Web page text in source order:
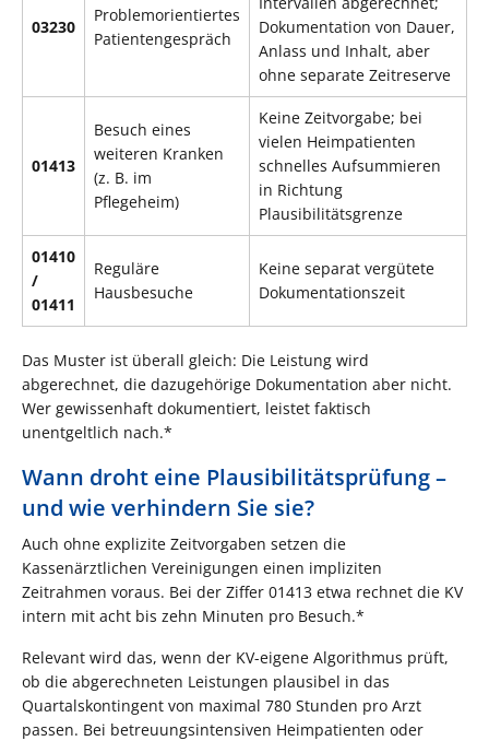
03230
Problemorientiertes
Patientengespräch
Dokumentation von Dauer,
Anlass und Inhalt, aber
ohne separate Zeitreserve
01413
Besuch eines
weiteren Kranken
(z. B. im
Pflegeheim)
Keine Zeitvorgabe; bei
vielen Heimpatienten
schnelles Aufsummieren
in Richtung
Plausibilitätsgrenze
01410
/
01411
Reguläre
Hausbesuche
Keine separat vergütete
Dokumentationszeit
Das Muster ist überall gleich: Die Leistung wird
abgerechnet, die dazugehörige Dokumentation aber nicht.
Wer gewissenhaft dokumentiert, leistet faktisch
unentgeltlich nach.*
Wann droht eine Plausibilitätsprüfung –
und wie verhindern Sie sie?
Auch ohne explizite Zeitvorgaben setzen die
Kassenärztlichen Vereinigungen einen impliziten
Zeitrahmen voraus. Bei der Ziffer 01413 etwa rechnet die KV
intern mit acht bis zehn Minuten pro Besuch.*
Relevant wird das, wenn der KV-eigene Algorithmus prüft,
ob die abgerechneten Leistungen plausibel in das
Quartalskontingent von maximal 780 Stunden pro Arzt
passen. Bei betreuungsintensiven Heimpatienten oder